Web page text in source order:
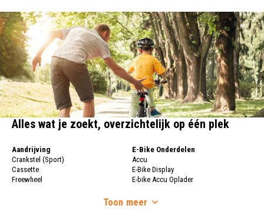
Alles wat je zoekt, overzichtelijk op één plek
Aandrijving
Crankstel (Sport)
Cassette
Freewheel
E-Bike Onderdelen
Accu
E-Bike Display
E-bike Accu Oplader
Fietswielen
Toon meer